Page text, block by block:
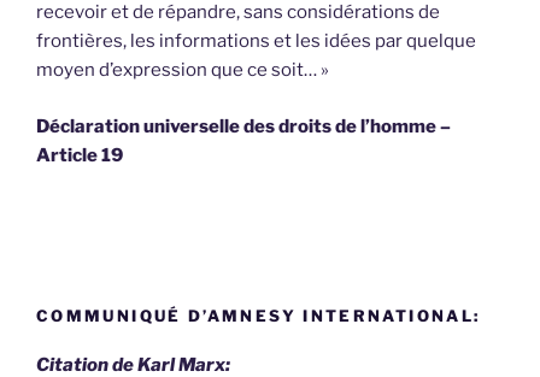
recevoir et de répandre, sans considérations de
frontières, les informations et les idées par quelque
moyen d’expression que ce soit… »
Déclaration universelle des droits de l’homme –
Article 19
COMMUNIQUÉ D’AMNESY INTERNATIONAL:
Citation de Karl Marx: